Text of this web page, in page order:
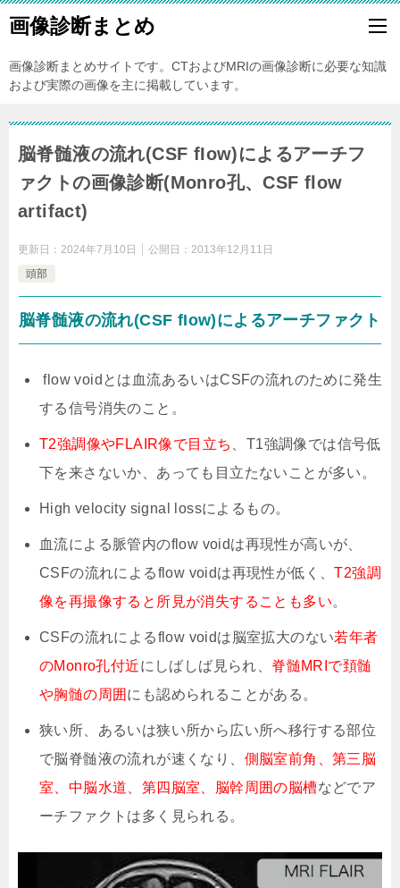
画像診断まとめ
画像診断まとめサイトです。CTおよびMRIの画像診断に必要な知識
および実際の画像を主に掲載しています。
脳脊髄液の流れ(CSF fIow)によるアーチフ
ァクトの画像診断(Monro孔、CSF flow
artifact)
更新日： 2024年7月10日 公開日： 2013年12月11日
頭部
脳脊髄液の流れ(CSF fIow)によるアーチファクト
flow voidとは血流あるいはCSFの流れのために発生
する信号消失のこと。
T2強調像やFLAIR像で目立ち
、T1強調像では信号低
下を来さないか、あっても目立たないことが多い。
High velocity signal lossによるもの。
血流による脈管内のflow voidは再現性が高いが、
CSFの流れによるflow voidは再現性が低く、T2強調
像を再撮像すると所見が消失することも多い。
CSFの流れによるflow voidは脳室拡大のない若年者
のMonro孔付近にしばしば見られ、 脊髄MRIで頚髄
や胸髄の周囲 にも認められることがある。
狭い所、あるいは狭い所から広い所へ移行する部位
で脳脊髄液の流れが速くなり、 側脳室前角、第三脳
室、中脳水道、第四脳室、脳幹周囲の脳槽などでア
ーチファクトは多く見られる。